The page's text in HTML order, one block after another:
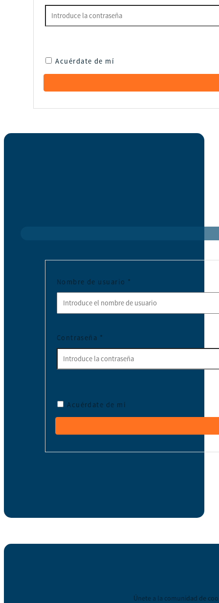
Acuérdate de mí
Nombre de usuario *
Contraseña *
Acuérdate de mí
Únete a la comunidad de